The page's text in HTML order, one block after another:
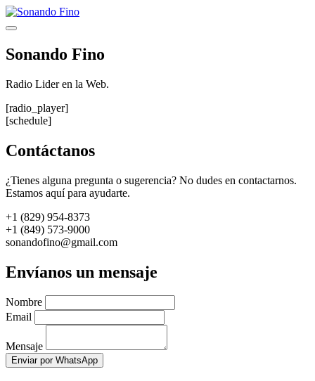
Saltar
al
Menú
Sonando Fino
Radio Lider en la Web.
[radio_player]
[schedule]
Contáctanos
¿Tienes alguna pregunta o sugerencia? No dudes en contactarnos.
Estamos aquí para ayudarte.
+1 (829) 954-8373
+1 (849) 573-9000
sonandofino@gmail.com
Envíanos un mensaje
Nombre
Email
Mensaje
Enviar por WhatsApp